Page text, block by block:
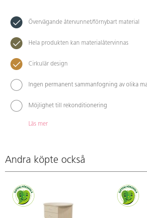
Övervägande återvunnet/förnybart material
Hela produkten kan materialåtervinnas
Cirkulär design
Ingen permanent sammanfogning av olika
Möjlighet till rekonditionering
Läs mer
Andra köpte också